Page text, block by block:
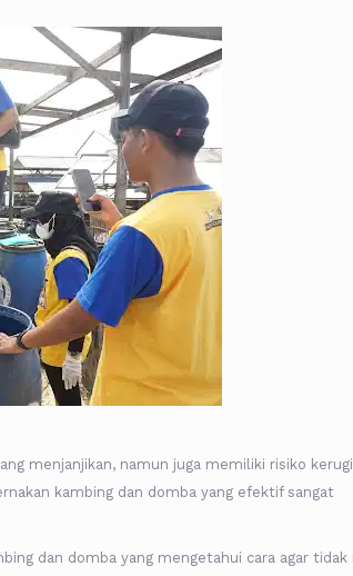
menjanjikan, namun juga memiliki risiko
kambing dan domba yang efektif sangat
dan domba yang mengetahui cara agar tidak